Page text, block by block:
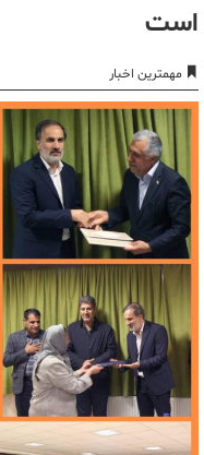
است
مهمترین اخبار